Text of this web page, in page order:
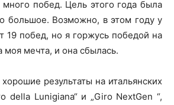
побед. Цель этого года была
большое. Возможно, в этом году у
19 побед, но я горжусь победой на
мечта, и она сбылась.
результаты на итальянских
della Lunigiana“ и „Giro NextGen “,